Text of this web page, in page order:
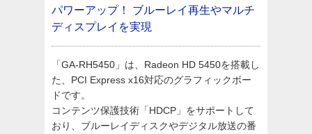
パワーアップ！
ブルーレイ再生やマルチ
ディスプレイを実現
「GA-RH5450」は、Radeon HD 5450を搭載し
た、PCI Express x16対応のグラフィックボー
ドです。
コンテンツ保護技術「HDCP」をサポートして
おり、ブルーレイディスクやデジタル放送の番